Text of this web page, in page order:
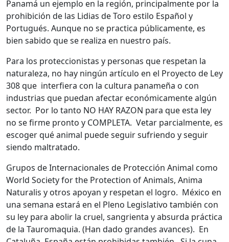
Panamá un ejemplo en la región, principalmente por la
prohibición de las Lidias de Toro estilo Español y
Portugués. Aunque no se practica públicamente, es
bien sabido que se realiza en nuestro país.
Para los proteccionistas y personas que respetan la
naturaleza, no hay ningún artículo en el Proyecto de Ley
308 que interfiera con la cultura panameña o con
industrias que puedan afectar económicamente algún
sector. Por lo tanto NO HAY RAZON para que esta ley
no se firme pronto y COMPLETA. Vetar parcialmente, es
escoger qué animal puede seguir sufriendo y seguir
siendo maltratado.
Grupos de Internacionales de Protección Animal como
World Society for the Protection of Animals, Anima
Naturalis y otros apoyan y respetan el logro. México en
una semana estará en el Pleno Legislativo también con
su ley para abolir la cruel, sangrienta y absurda práctica
de la Tauromaquia. (Han dado grandes avances). En